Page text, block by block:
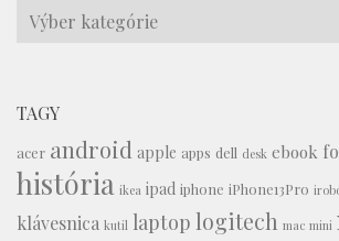
Témy
TAGY
acer android apple apps dell desk ebook
história ikea ipad iphone iPhone13Pro
klávesnica kutil laptop logitech mac mini